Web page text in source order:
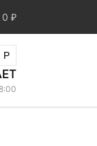
0 ₽